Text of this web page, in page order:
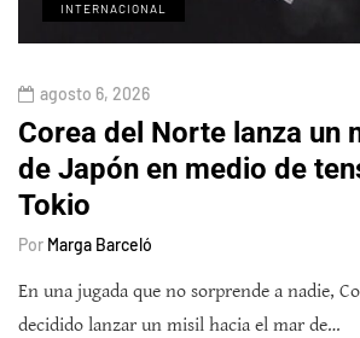
INTERNACIONAL
agosto 6, 2026
Corea del Norte lanza un
de Japón en medio de
Tokio
Por Marga Barceló
En una jugada que no sorprende a nadie,
decidido lanzar un misil hacia el mar de…